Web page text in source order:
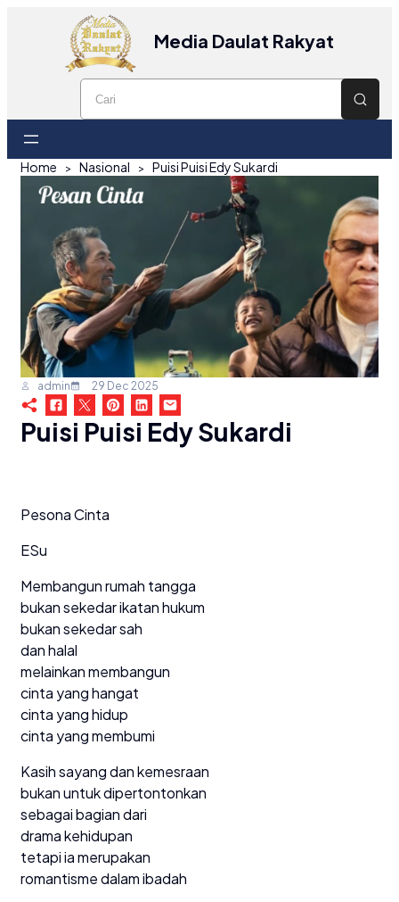
Media Daulat Rakyat
Home Nasional Puisi Puisi Edy Sukardi
admin 29 Dec 2025
Puisi Puisi Edy Sukardi
Pesona Cinta
ESu
Membangun rumah tangga
bukan sekedar ikatan hukum
bukan sekedar sah
dan halal
melainkan membangun
cinta yang hangat
cinta yang hidup
cinta yang membumi
Kasih sayang dan kemesraan
bukan untuk dipertontonkan
sebagai bagian dari
drama kehidupan
tetapi ia merupakan
romantisme dalam ibadah